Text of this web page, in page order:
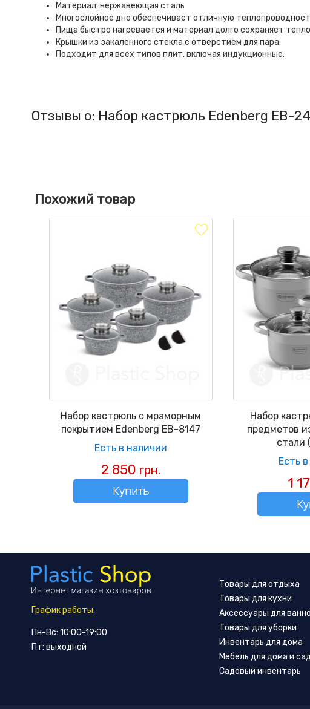
Материал: нержавеющая сталь
Многослойное дно обеспечивает отличную
Пища быстро нагревается и материал долго сохраняет
Крышки из закаленного стекла с отверстием для пара
Подходит для всех типов плит, включая индукционные.
Отзывы о: Набор кастрюль Edenberg EB-
Похожий товар
Набор кастрюль с мраморным
покрытием Edenberg EB-8147
Есть в наличии
2 850 грн.
Купить
Набор
предметов
стали
Есть
1
График работы:
Пн-Вс: 10:00-19:00
Пт: выходной
Товары для отдыха
Товары для кухни
Аксессуары для
Товары для уборки
Инвентарь для дома
Мебель для дома и
Садовый инвентарь